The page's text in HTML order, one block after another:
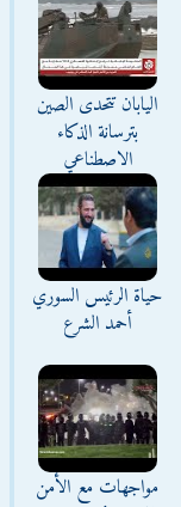
اليابان تتحدى الصين
بترسانة الذكاء
الاصطناعي
حياة الرئيس السوري
أحمد الشرع
مواجهات مع الأمن